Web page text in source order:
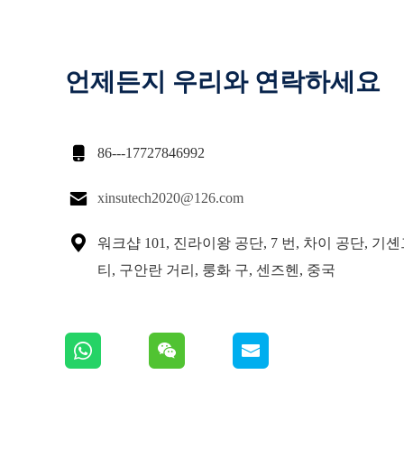
언제든지 우리와 연락하세요
 86---17727846992
 xinsutech2020@126.com

워크샵 101, 진라이왕 공단, 7 번, 차이 공단, 기
티, 구안란 거리, 룽화 구, 센즈헨, 중국